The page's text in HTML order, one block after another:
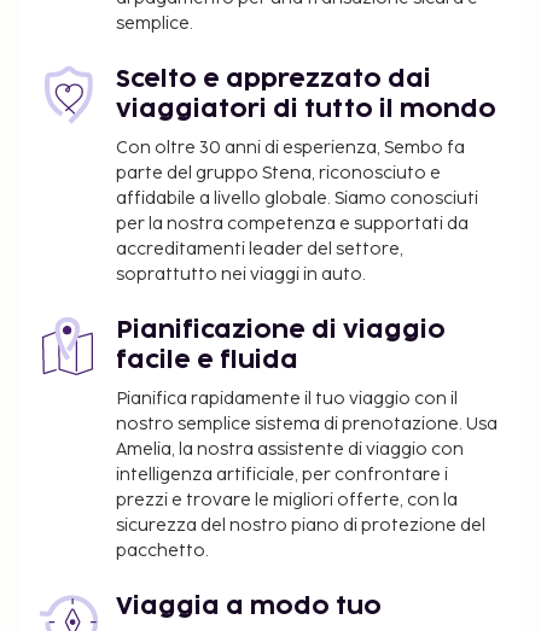
semplice.
Scelto e apprezzato dai
viaggiatori di tutto il mondo
Con oltre 30 anni di esperienza, Sembo fa
parte del gruppo Stena, riconosciuto e
affidabile a livello globale. Siamo conosciuti
per la nostra competenza e supportati da
accreditamenti leader del settore,
soprattutto nei viaggi in auto.
Pianificazione di viaggio
facile e fluida
Pianifica rapidamente il tuo viaggio con il
nostro semplice sistema di prenotazione. Usa
Amelia, la nostra assistente di viaggio con
intelligenza artificiale, per confrontare i
prezzi e trovare le migliori offerte, con la
sicurezza del nostro piano di protezione del
pacchetto.
Viaggia a modo tuo